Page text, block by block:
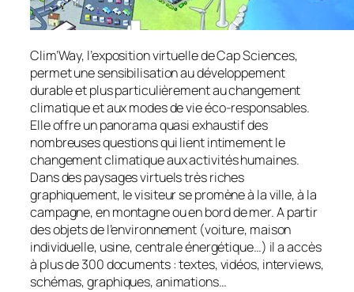
Clim’Way, l’exposition virtuelle de Cap Sciences,
permet une sensibilisation au développement
durable et plus particulièrement au changement
climatique et aux modes de vie éco-responsables.
Elle offre un panorama quasi exhaustif des
nombreuses questions qui lient intimement le
changement climatique aux activités humaines.
Dans des paysages virtuels très riches
graphiquement, le visiteur se promène à la ville, à la
campagne, en montagne ou en bord de mer. A partir
des objets de l’environnement (voiture, maison
individuelle, usine, centrale énergétique…) il a accès
à plus de 300 documents : textes, vidéos, interviews,
schémas, graphiques, animations…